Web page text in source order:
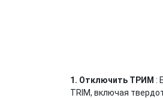
1. Отключить ТРИМ :
TRIM, включая